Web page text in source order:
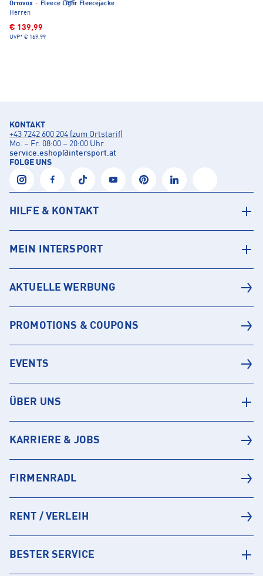
Ortovox · Fleece Light Fleecejacke
Herren
€ 139,99
UVP* € 169,99
KONTAKT
+43 7242 600 204 (zum Ortstarif)
Mo. – Fr. 08:00 – 20:00 Uhr
service.eshop@intersport.at
FOLGE UNS
HILFE & KONTAKT
MEIN INTERSPORT
AKTUELLE WERBUNG
PROMOTIONS & COUPONS
EVENTS
ÜBER UNS
KARRIERE & JOBS
FIRMENRADL
RENT / VERLEIH
BESTER SERVICE